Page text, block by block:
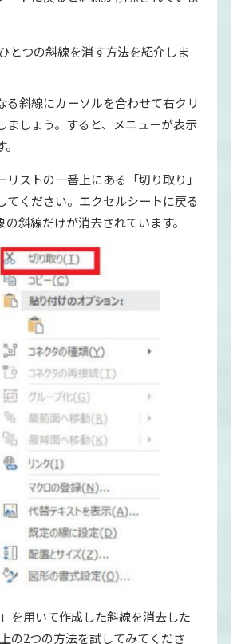
とつの斜線を消す方法を紹介しま
る斜線にカーソルを合わせて右クリ
ましょう。すると、メニューが表示
リストの一番上にある「切り取り」
てください。エクセルシートに戻る
の斜線だけが消去されています。
」を用いて作成した斜線を消去した
の2つの方法を試してみてくださ